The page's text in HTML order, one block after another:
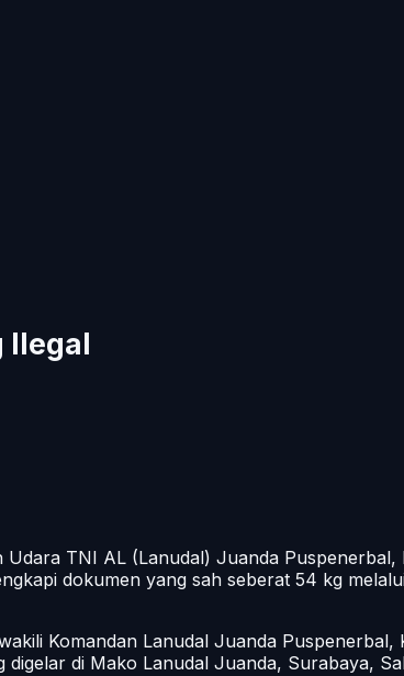
Ilegal
TNI AL (Lanudal) Juanda Puspenerbal,
dokumen yang sah seberat 54 kg
Komandan Lanudal Juanda Puspenerbal,
di Mako Lanudal Juanda, Surabaya,